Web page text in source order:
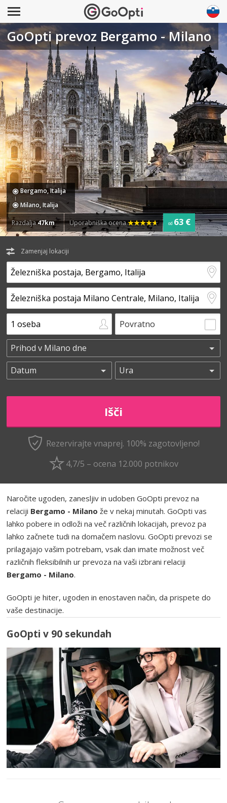
GoOpti prevoz Bergamo - Milano
Bergamo, Italija
Milano, Italija
Razdalja47km Uporabniška ocena od 63 €
Zamenjaj lokaciji
Povratno
Rezervirajte vnaprej. 100% zagotovljeno!
4,7/5 – ocena 12.000 potnikov
Naročite ugoden, zanesljiv in udoben GoOpti prevoz na
relaciji Bergamo - Milano že v nekaj minutah. GoOpti vas
lahko pobere in odloži na več različnih lokacijah, prevoz pa
lahko začnete tudi na domačem naslovu. GoOpti prevozi se
prilagajajo vašim potrebam, vsak dan imate možnost več
različnih fleksibilnih ur prevoza na vaši izbrani relaciji
Bergamo - Milano.
GoOpti je hiter, ugoden in enostaven način, da prispete do
vaše destinacije.
GoOpti v 90 sekundah